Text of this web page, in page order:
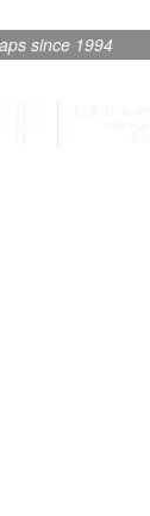
since 1994